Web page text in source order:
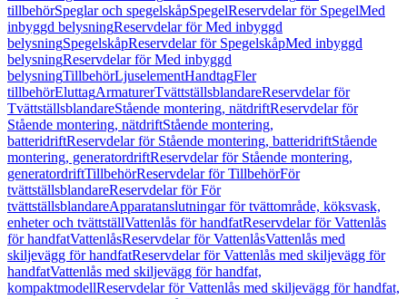
tillbehörSpeglar och spegelskåpSpegelReservdelar för SpegelMed
inbyggd belysningReservdelar för Med inbyggd
belysningSpegelskåpReservdelar för SpegelskåpMed inbyggd
belysningReservdelar för Med inbyggd
belysningTillbehörLjuselementHandtagFler
tillbehörEluttagArmaturerTvättställsblandareReservdelar för
TvättställsblandareStående montering, nätdriftReservdelar för
Stående montering, nätdriftStående montering,
batteridriftReservdelar för Stående montering, batteridriftStående
montering, generatordriftReservdelar för Stående montering,
generatordriftTillbehörReservdelar för TillbehörFör
tvättställsblandareReservdelar för För
tvättställsblandareApparatanslutningar för tvättområde, köksvask,
enheter och tvättställVattenlås för handfatReservdelar för Vattenlås
för handfatVattenlåsReservdelar för VattenlåsVattenlås med
skiljevägg för handfatReservdelar för Vattenlås med skiljevägg för
handfatVattenlås med skiljevägg för handfat,
kompaktmodellReservdelar för Vattenlås med skiljevägg för handfat,